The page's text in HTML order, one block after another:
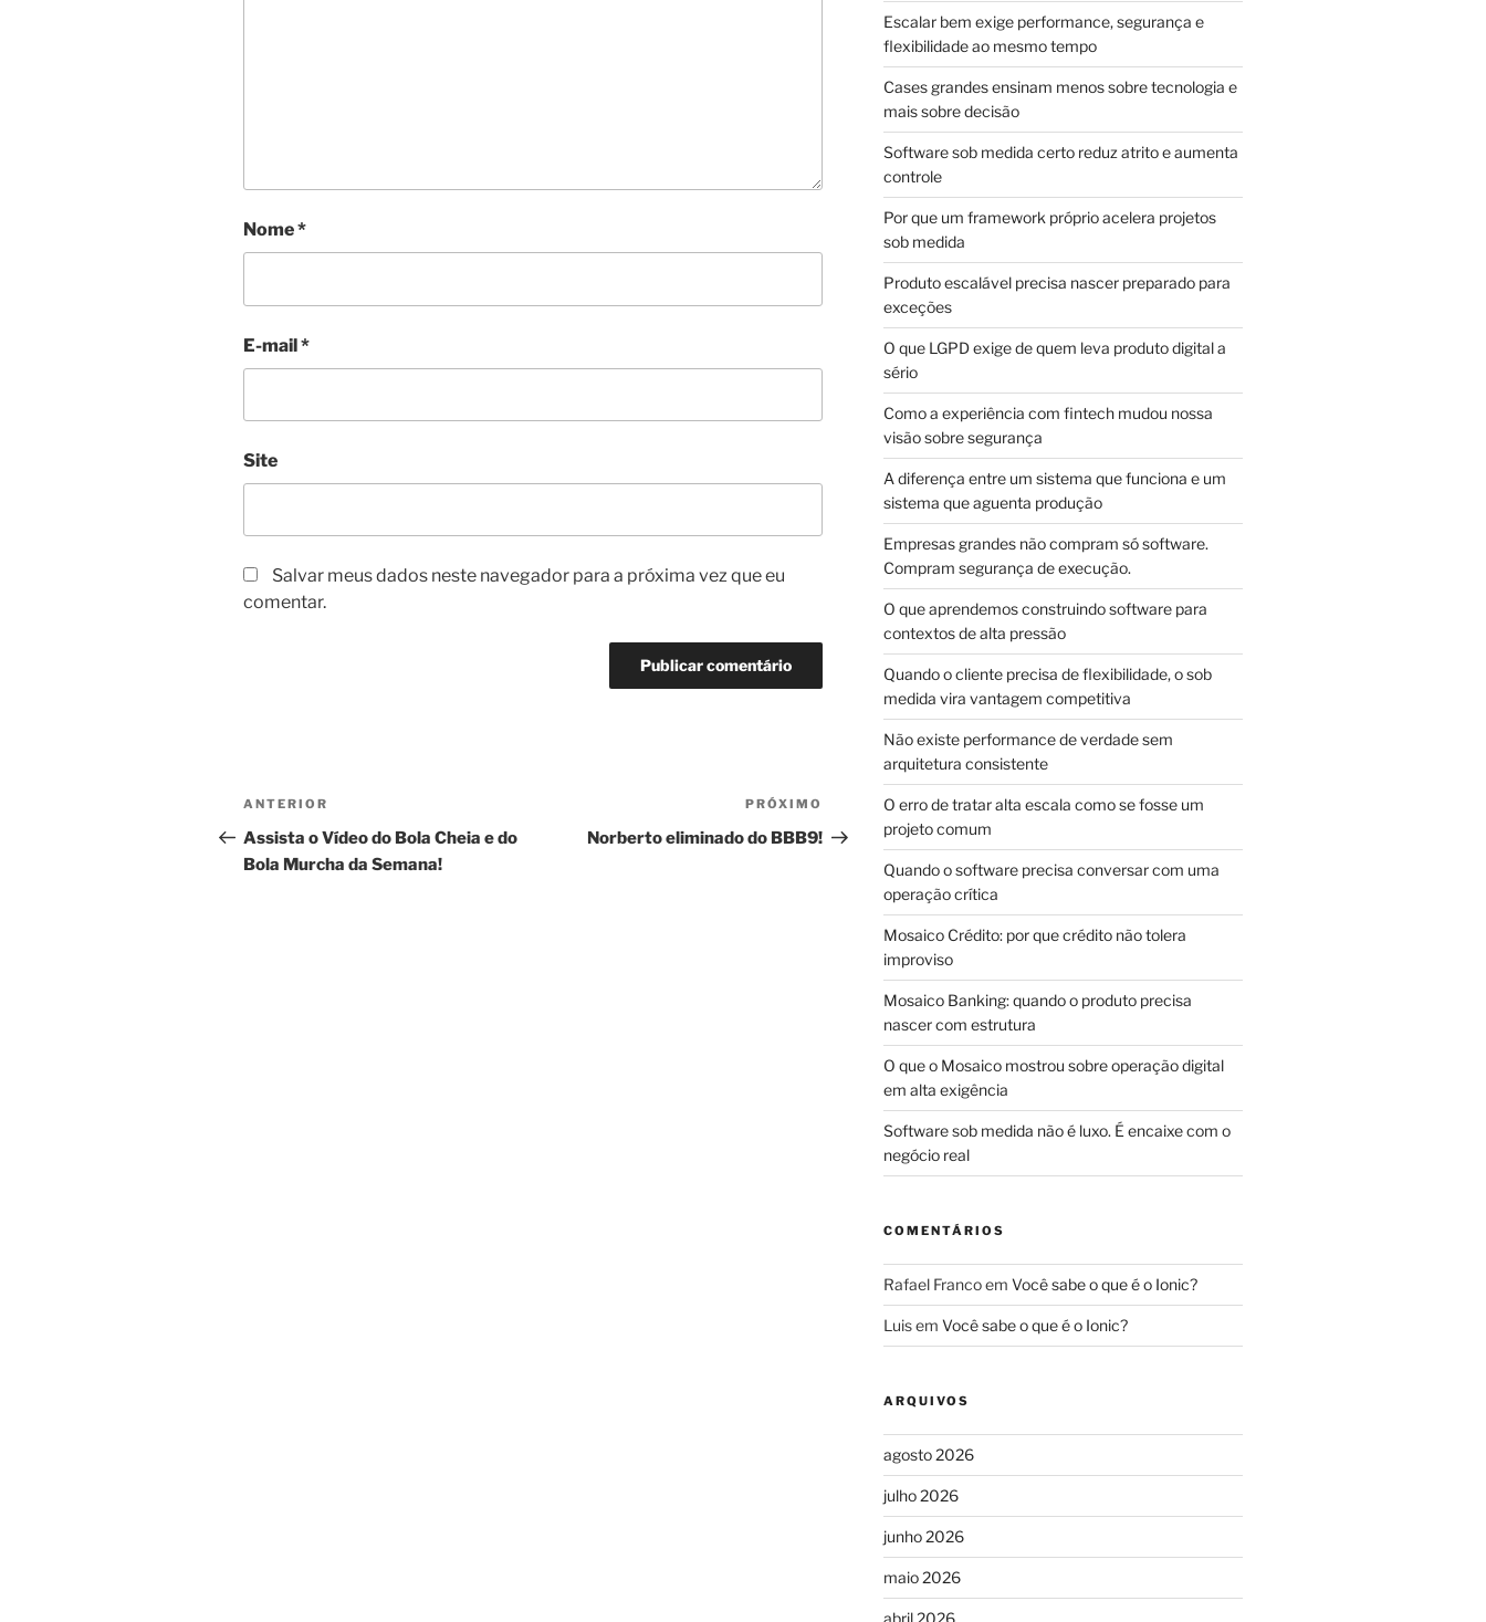
Nome*
E-mail*
Site
Salvar meus dados neste navegador para a próxima vez que eu
comentar.
Navegação
de
Post
Post
anterior
ANTERIOR
Assista o Vídeo do Bola Cheia e do
Bola Murcha da Semana!
Próximo
post
PRÓXIMO
Norberto eliminado do BBB9!
Escalar bem exige performance, segurança e
flexibilidade ao mesmo tempo
Cases grandes ensinam menos sobre tecnologia e
mais sobre decisão
Software sob medida certo reduz atrito e aumenta
controle
Por que um framework próprio acelera projetos
sob medida
Produto escalável precisa nascer preparado para
exceções
O que LGPD exige de quem leva produto digital a
sério
Como a experiência com fintech mudou nossa
visão sobre segurança
A diferença entre um sistema que funciona e um
sistema que aguenta produção
Empresas grandes não compram só software.
Compram segurança de execução.
O que aprendemos construindo software para
contextos de alta pressão
Quando o cliente precisa de flexibilidade, o sob
medida vira vantagem competitiva
Não existe performance de verdade sem
arquitetura consistente
O erro de tratar alta escala como se fosse um
projeto comum
Quando o software precisa conversar com uma
operação crítica
Mosaico Crédito: por que crédito não tolera
improviso
Mosaico Banking: quando o produto precisa
nascer com estrutura
O que o Mosaico mostrou sobre operação digital
em alta exigência
Software sob medida não é luxo. É encaixe com o
negócio real
COMENTÁRIOS
Rafael Francoem Você sabe o que é o Ionic?
Luisem Você sabe o que é o Ionic?
ARQUIVOS
agosto 2026
julho 2026
junho 2026
maio 2026